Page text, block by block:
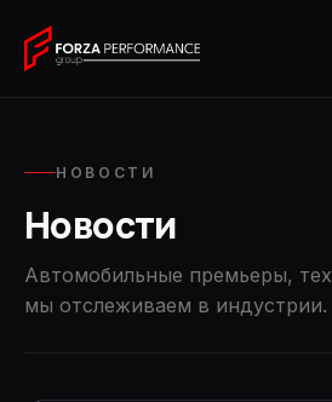
НОВОСТИ
Новости
Автомобильные премьеры,
мы отслеживаем в индустрии.